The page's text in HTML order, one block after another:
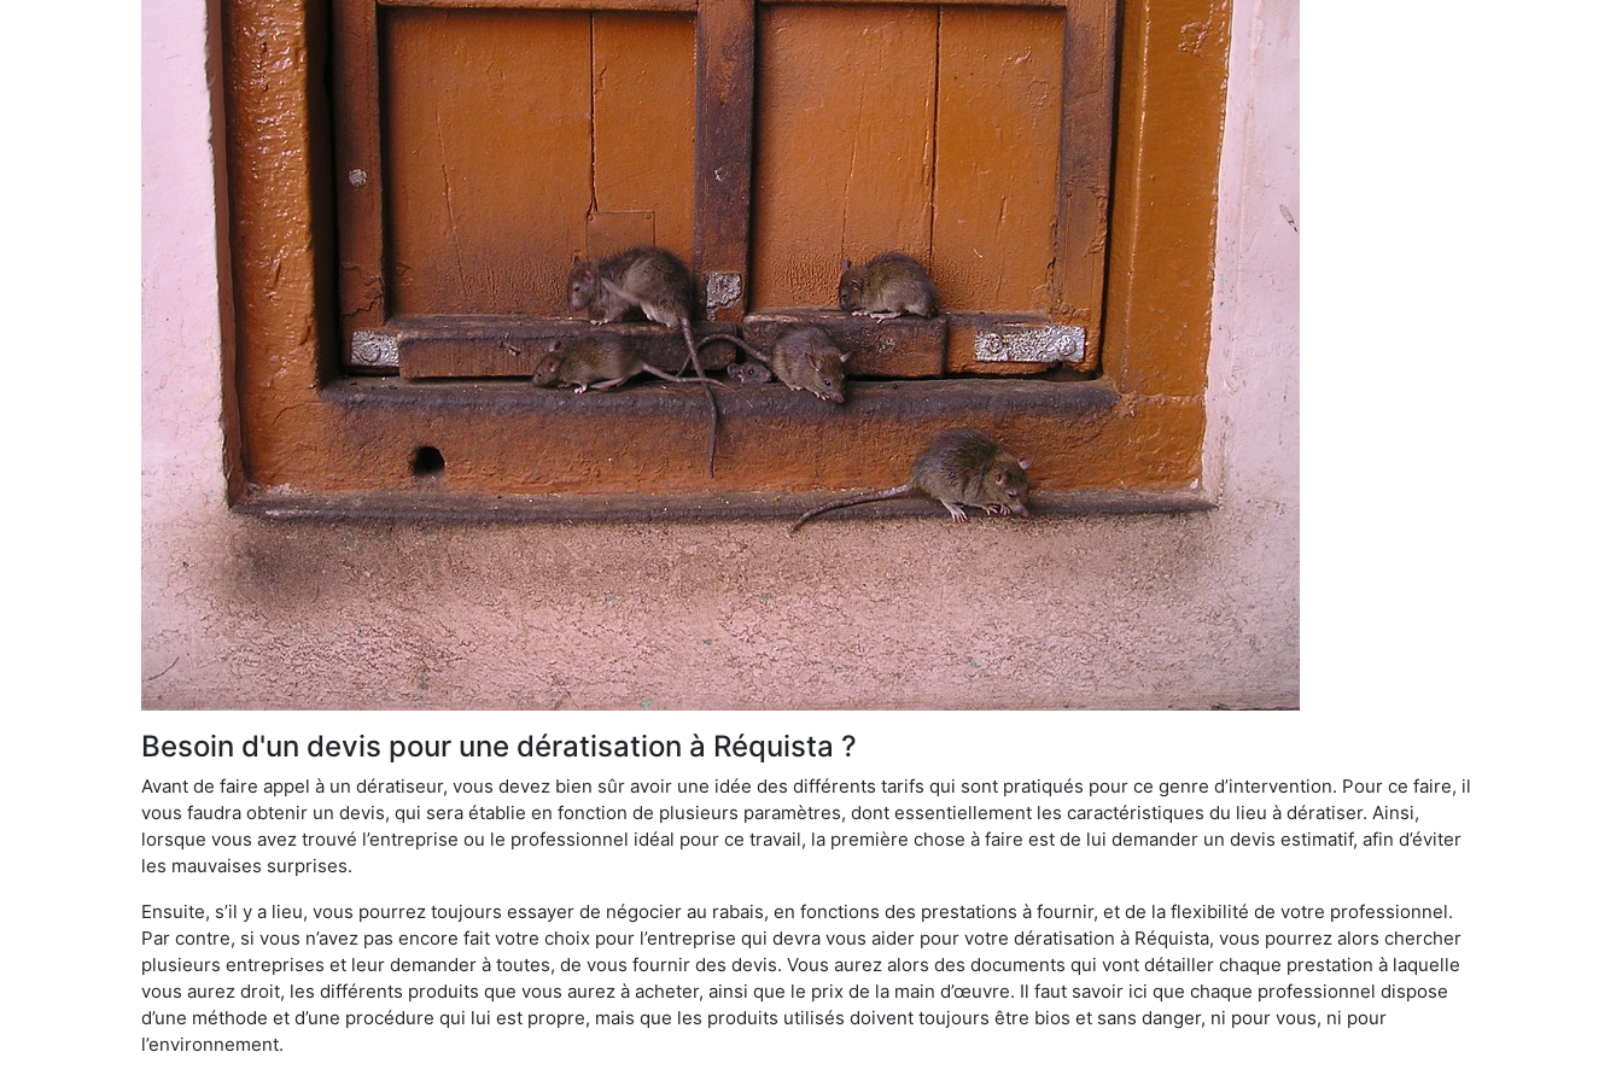
Besoin d'un devis pour une dératisation à Réquista ?
Avant de faire appel à un dératiseur, vous devez bien sûr avoir une idée des différents tarifs qui sont pratiqués pour ce genre d’intervention. Pour ce faire, il
vous faudra obtenir un devis, qui sera établie en fonction de plusieurs paramètres, dont essentiellement les caractéristiques du lieu à dératiser. Ainsi,
lorsque vous avez trouvé l’entreprise ou le professionnel idéal pour ce travail, la première chose à faire est de lui demander un devis estimatif, afin d’éviter
les mauvaises surprises.
Ensuite, s’il y a lieu, vous pourrez toujours essayer de négocier au rabais, en fonctions des prestations à fournir, et de la flexibilité de votre professionnel.
Par contre, si vous n’avez pas encore fait votre choix pour l’entreprise qui devra vous aider pour votre dératisation à Réquista, vous pourrez alors chercher
plusieurs entreprises et leur demander à toutes, de vous fournir des devis. Vous aurez alors des documents qui vont détailler chaque prestation à laquelle
vous aurez droit, les différents produits que vous aurez à acheter, ainsi que le prix de la main d’œuvre. Il faut savoir ici que chaque professionnel dispose
d’une méthode et d’une procédure qui lui est propre, mais que les produits utilisés doivent toujours être bios et sans danger, ni pour vous, ni pour
l’environnement.